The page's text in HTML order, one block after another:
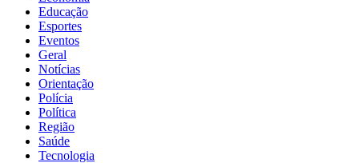
Educação
Esportes
Eventos
Geral
Notícias
Orientação
Polícia
Política
Região
Saúde
Tecnologia